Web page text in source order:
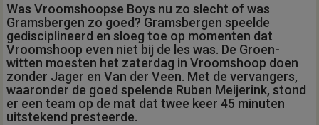
Was Vroomshoopse Boys nu zo slecht of was
Gramsbergen zo goed? Gramsbergen speelde
gedisciplineerd en sloeg toe op momenten dat
Vroomshoop even niet bij de les was. De Groen-
witten moesten het zaterdag in Vroomshoop doen
zonder Jager en Van der Veen. Met de vervangers,
waaronder de goed spelende Ruben Meijerink, stond
er een team op de mat dat twee keer 45 minuten
uitstekend presteerde.